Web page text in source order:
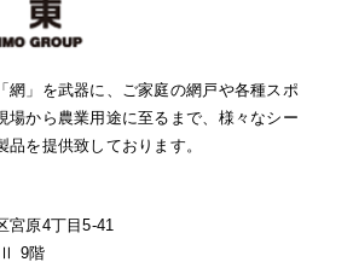
網」を武器に、ご家庭の網戸や各種スポ
場から農業用途に至るまで、様々なシー
品を提供致しております。
宮原4丁目5-41
Ⅱ 9階